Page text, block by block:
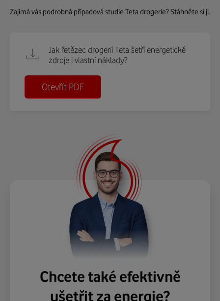
Zajímá vás podrobná případová studie Teta drogerie? Stáhněte si ji.
Jak řetězec drogerií Teta šetří energetické
zdroje i vlastní náklady?
Otevřít PDF
Chcete také efektivně
ušetřit za energie?